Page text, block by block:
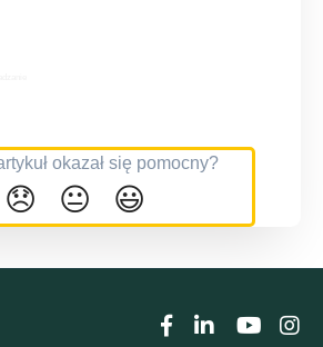
okazał się pomocny?
😞 😐 😃